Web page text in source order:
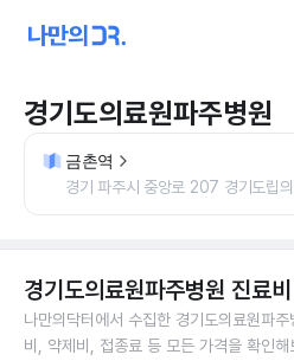
경기도의료원파주병원
금촌역
경기 파주시 중앙로 207 경기도립
경기도의료원파주병원 진료
나만의닥터에서 수집한 경기도의료원파주
비, 약제비, 접종료 등 모든 가격을 확인해